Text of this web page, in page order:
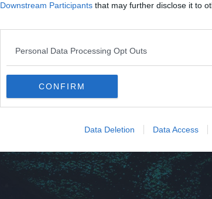
Downstream Participants that may further disclose it to
Personal Data Processing Opt Outs
CONFIRM
Data Deletion Data Access